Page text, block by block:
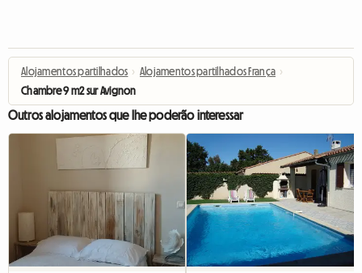
Alojamentos partilhados › Alojamentos partilhados França ›
Chambre 9 m2 sur Avignon
Outros alojamentos que lhe poderão interessar